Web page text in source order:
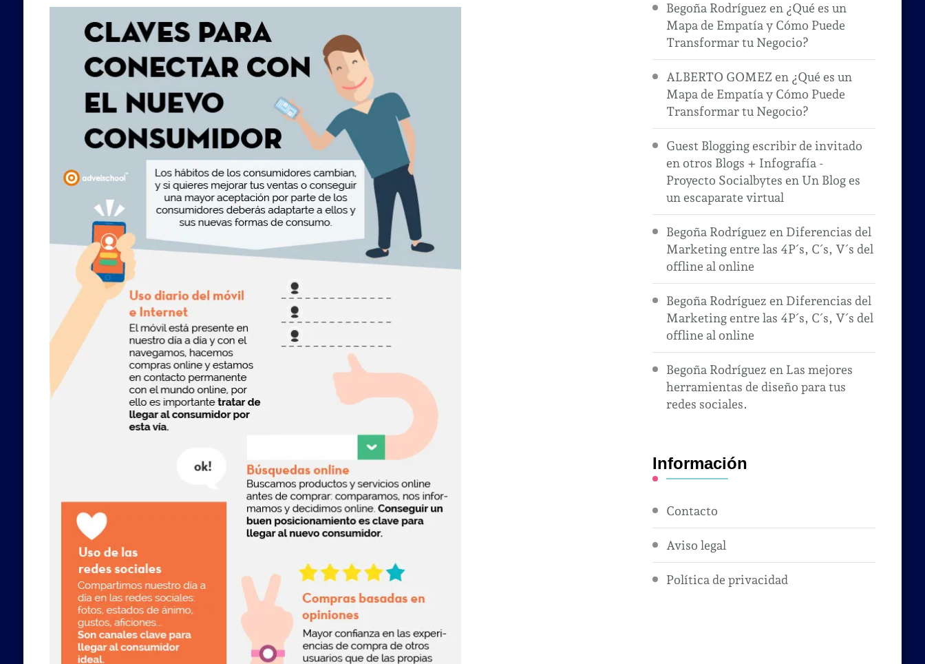
Begoña Rodríguez en ¿Qué es un
Mapa de Empatía y Cómo Puede
Transformar tu Negocio?
ALBERTO GOMEZ en ¿Qué es un
Mapa de Empatía y Cómo Puede
Transformar tu Negocio?
Guest Blogging escribir de invitado
en otros Blogs + Infografía -
Proyecto Socialbytes en Un Blog es
un escaparate virtual
Begoña Rodríguez en Diferencias del
Marketing entre las 4P´s, C´s, V´s del
offline al online
Begoña Rodríguez en Diferencias del
Marketing entre las 4P´s, C´s, V´s del
offline al online
Begoña Rodríguez en Las mejores
herramientas de diseño para tus
redes sociales.
Información
Contacto
Aviso legal
Política de privacidad